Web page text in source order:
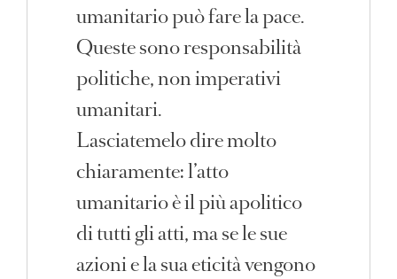
umanitario può fare la pace.
Queste sono responsabilità
politiche, non imperativi
umanitari.
Lasciatemelo dire molto
chiaramente: l’atto
umanitario è il più apolitico
di tutti gli atti, ma se le sue
azioni e la sua eticità vengono